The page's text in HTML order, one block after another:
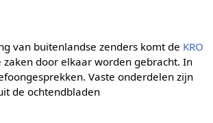
van buitenlandse zenders komt de KRO
door elkaar worden gebracht. In
Vaste onderdelen zijn
de ochtendbladen